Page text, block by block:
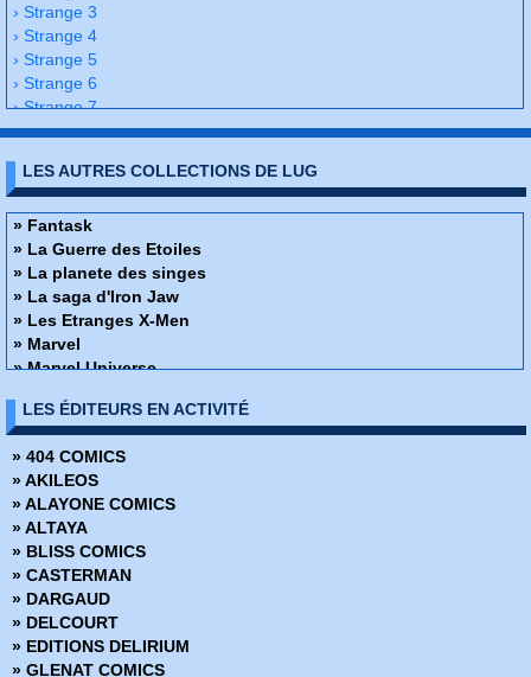
› Strange 3
› Strange 4
› Strange 5
› Strange 6
› Strange 7
› Strange 8
› Strange 10
› Strange 11
› Strange 12
› Strange 13
› Strange 14
› Strange 15
› Strange 16
› Strange 17
› Strange 18
› Strange 20
› Strange 21
Strange 22
› Strange 23
› Strange 24
› Strange 25
› Strange 26
› Strange 27
› Strange 28
› Strange 29
› Strange 30
LES AUTRES COLLECTIONS DE LUG
» Fantask
» La Guerre des Etoiles
» La planete des singes
» La saga d'Iron Jaw
» Les Etranges X-Men
» Marvel
» Marvel Universe
» Ombrax Saga
» Récits Complet Marvel
» Spécial strange
» Spidey
Strange
» Strange Spécial Origines
» Thor - Version Intégrale
» Titans
» Top BD
» Une aventure de Conan
» Une aventure de Kazar
LES ÉDITEURS EN ACTIVITÉ
» 404 COMICS
» AKILEOS
» ALAYONE COMICS
» ALTAYA
» BLISS COMICS
» CASTERMAN
» DARGAUD
» DELCOURT
» EDITIONS DELIRIUM
» GLENAT COMICS